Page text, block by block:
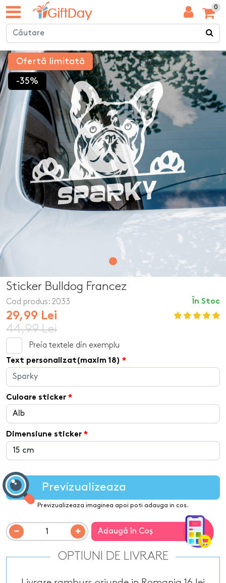
0
Ofertă limitată
-35%
Sticker Bulldog Francez
În Stoc
Cod produs: 2033
29,99 Lei
44,99 Lei
Preia textele din exemplu
Text personalizat(maxim 18)
Culoare sticker
Dimensiune sticker
Previzualizeaza
Previzualizeaza imaginea apoi poti adauga in cos.
Adaugă în Coş
OPTIUNI DE LIVRARE